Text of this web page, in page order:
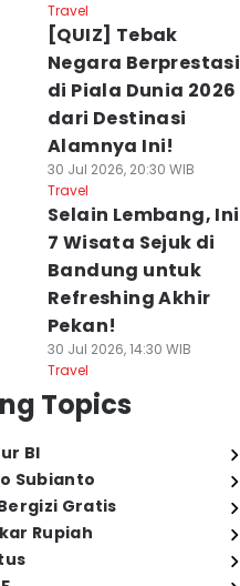
Travel
[QUIZ] Tebak
Negara Berprestasi
di Piala Dunia 2026
dari Destinasi
Alamnya Ini!
30 Jul 2026, 20:30 WIB
Travel
Selain Lembang, Ini
7 Wisata Sejuk di
Bandung untuk
Refreshing Akhir
Pekan!
30 Jul 2026, 14:30 WIB
Travel
Topics
BI
Subianto
Gratis
Rupiah